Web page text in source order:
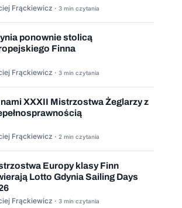
Frąckiewicz · 3 min czytania
ponownie stolicą
Finna
Frąckiewicz · 3 min czytania
XXXII Mistrzostwa Żeglarzy z
Frąckiewicz · 2 min czytania
Europy klasy Finn
Lotto Gdynia Sailing Days
Frąckiewicz · 3 min czytania